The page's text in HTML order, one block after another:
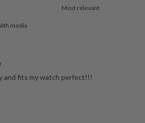
media
and fits my watch perfect!!!